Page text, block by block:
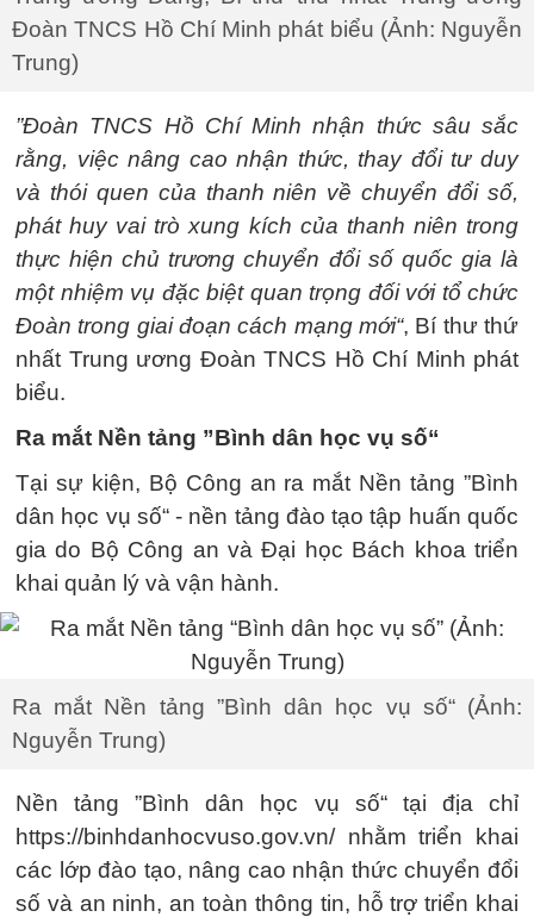
Đoàn TNCS Hồ Chí Minh phát biểu (Ảnh: Nguyễn
Trung)
”Đoàn TNCS Hồ Chí Minh nhận thức sâu sắc
rằng, việc nâng cao nhận thức, thay đổi tư duy
và thói quen của thanh niên về chuyển đổi số,
phát huy vai trò xung kích của thanh niên trong
thực hiện chủ trương chuyển đổi số quốc gia là
một nhiệm vụ đặc biệt quan trọng đối với tổ chức
Đoàn trong giai đoạn cách mạng mới“, Bí thư thứ
nhất Trung ương Đoàn TNCS Hồ Chí Minh phát
biểu.
Ra mắt Nền tảng ”Bình dân học vụ số“
Tại sự kiện, Bộ Công an ra mắt Nền tảng ”Bình
dân học vụ số“ - nền tảng đào tạo tập huấn quốc
gia do Bộ Công an và Đại học Bách khoa triển
khai quản lý và vận hành.
Ra mắt Nền tảng ”Bình dân học vụ số“ (Ảnh:
Nguyễn Trung)
Nền tảng ”Bình dân học vụ số“ tại địa chỉ
https://binhdanhocvuso.gov.vn/ nhằm triển khai
các lớp đào tạo, nâng cao nhận thức chuyển đổi
số và an ninh, an toàn thông tin, hỗ trợ triển khai